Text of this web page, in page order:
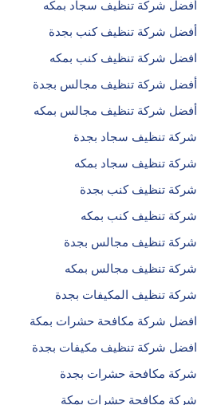
أفضل شركة تنظيف سجاد بمكه
أفضل شركة تنظيف كنب بجدة
افضل شركة تنظيف كنب بمكه
أفضل شركة تنظيف مجالس بجدة
أفضل شركة تنظيف مجالس بمكه
شركة تنظيف سجاد بجدة
شركة تنظيف سجاد بمكه
شركة تنظيف كنب بجدة
شركة تنظيف كنب بمكه
شركة تنظيف مجالس بجدة
شركة تنظيف مجالس بمكه
شركة تنظيف المكيفات بجدة
افضل شركة مكافحة حشرات بمكة
افضل شركة تنظيف مكيفات بجدة
شركة مكافحة حشرات بجدة
شركة مكافحة حشرات بمكة